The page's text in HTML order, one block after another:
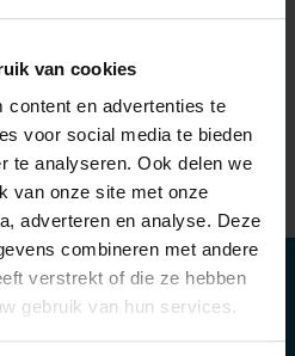
van cookies
content en advertenties te
voor social media te bieden
te analyseren. Ook delen we
van onze site met onze
adverteren en analyse. Deze
combineren met andere
verstrekt of die ze hebben
gebruik van hun services.
ONS DIRECT
bericht